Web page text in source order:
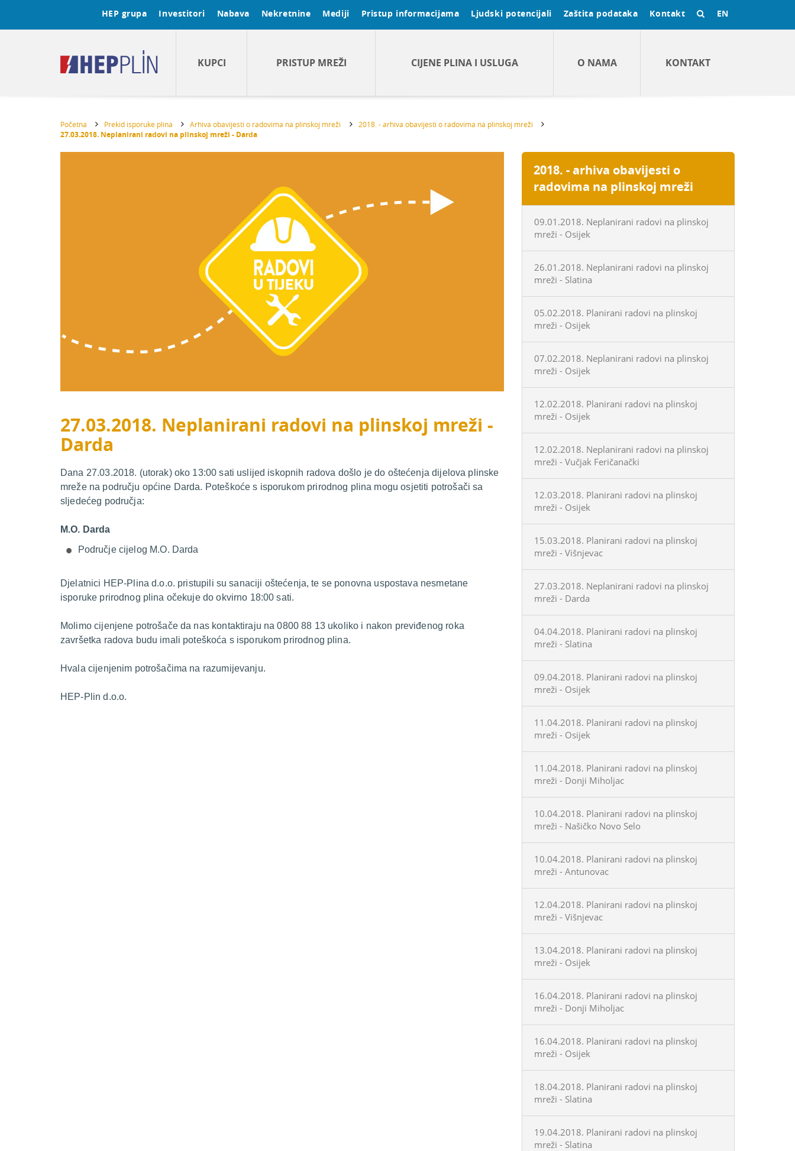
HEP grupa Investitori Nabava Nekretnine Mediji Pristup informacijama Ljudski potencijali Zaštita podataka Kontakt EN
KUPCI PRISTUP MREŽI CIJENE PLINA I USLUGA O NAMA KONTAKT
Početna Prekid isporuke plina Arhiva obavijesti o radovima na plinskoj mreži 2018. - arhiva obavijesti o radovima na plinskoj mreži
27.03.2018. Neplanirani radovi na plinskoj mreži - Darda
27.03.2018. Neplanirani radovi na plinskoj mreži -
Darda
Dana 27.03.2018. (utorak) oko 13:00 sati uslijed iskopnih radova došlo je do oštećenja dijelova plinske
mreže na području općine Darda. Poteškoće s isporukom prirodnog plina mogu osjetiti potrošači sa
sljedećeg područja:
M.O. Darda
Područje cijelog M.O. Darda
Djelatnici HEP-Plina d.o.o. pristupili su sanaciji oštećenja, te se ponovna uspostava nesmetane
isporuke prirodnog plina očekuje do okvirno 18:00 sati.
Molimo cijenjene potrošače da nas kontaktiraju na 0800 88 13 ukoliko i nakon previđenog roka
završetka radova budu imali poteškoća s isporukom prirodnog plina.
Hvala cijenjenim potrošačima na razumijevanju.
HEP-Plin d.o.o.
2018. - arhiva obavijesti o
radovima na plinskoj mreži
09.01.2018. Neplanirani radovi na plinskoj
mreži - Osijek
26.01.2018. Neplanirani radovi na plinskoj
mreži - Slatina
05.02.2018. Planirani radovi na plinskoj
mreži - Osijek
07.02.2018. Neplanirani radovi na plinskoj
mreži - Osijek
12.02.2018. Planirani radovi na plinskoj
mreži - Osijek
12.02.2018. Neplanirani radovi na plinskoj
mreži - Vučjak Feričanački
12.03.2018. Planirani radovi na plinskoj
mreži - Osijek
15.03.2018. Planirani radovi na plinskoj
mreži - Višnjevac
27.03.2018. Neplanirani radovi na plinskoj
mreži - Darda
04.04.2018. Planirani radovi na plinskoj
mreži - Slatina
09.04.2018. Planirani radovi na plinskoj
mreži - Osijek
11.04.2018. Planirani radovi na plinskoj
mreži - Osijek
11.04.2018. Planirani radovi na plinskoj
mreži - Donji Miholjac
10.04.2018. Planirani radovi na plinskoj
mreži - Našičko Novo Selo
10.04.2018. Planirani radovi na plinskoj
mreži - Antunovac
12.04.2018. Planirani radovi na plinskoj
mreži - Višnjevac
13.04.2018. Planirani radovi na plinskoj
mreži - Osijek
16.04.2018. Planirani radovi na plinskoj
mreži - Donji Miholjac
16.04.2018. Planirani radovi na plinskoj
mreži - Osijek
18.04.2018. Planirani radovi na plinskoj
mreži - Slatina
19.04.2018. Planirani radovi na plinskoj
mreži - Slatina